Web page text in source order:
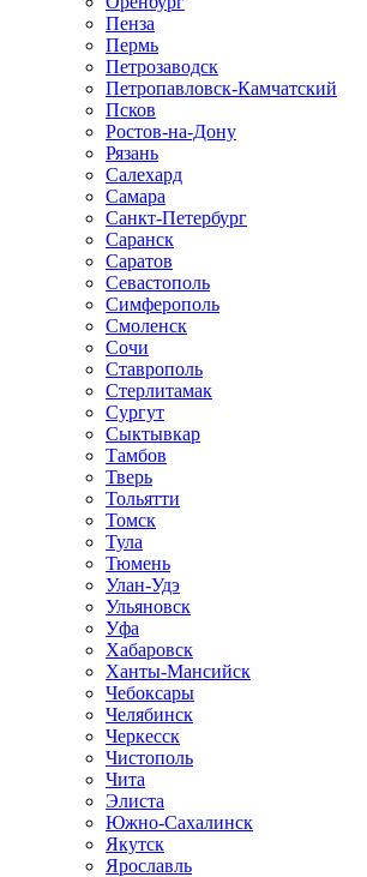
Пенза
Пермь
Петрозаводск
Петропавловск-Камчатский
Псков
Ростов-на-Дону
Рязань
Салехард
Самара
Санкт-Петербург
Саранск
Саратов
Севастополь
Симферополь
Смоленск
Сочи
Ставрополь
Стерлитамак
Сургут
Сыктывкар
Тамбов
Тверь
Тольятти
Томск
Тула
Тюмень
Улан-Удэ
Ульяновск
Уфа
Хабаровск
Ханты-Мансийск
Чебоксары
Челябинск
Черкесск
Чистополь
Чита
Элиста
Южно-Сахалинск
Якутск
Ярославль